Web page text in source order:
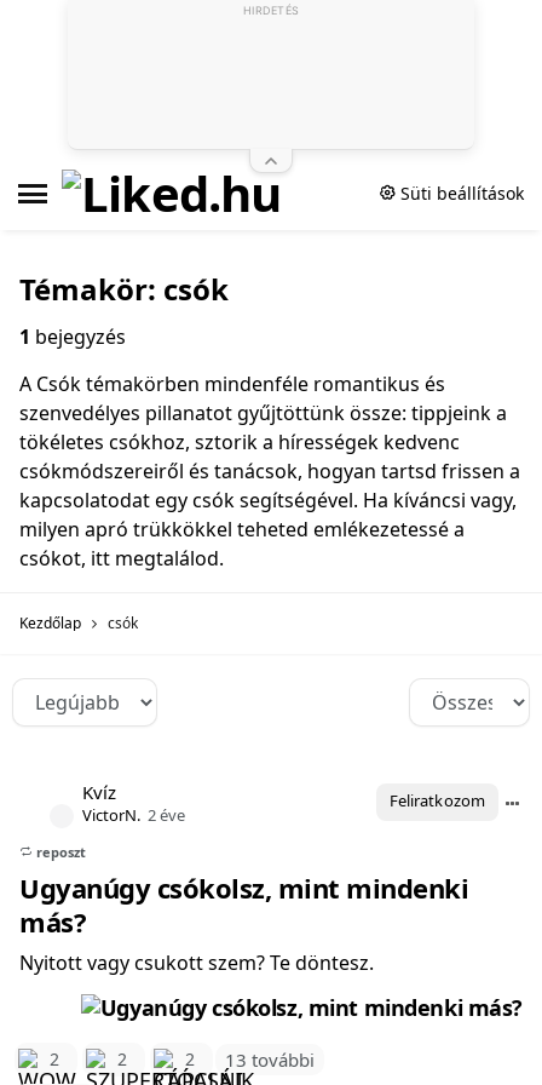
Süti beállítások
Témakör: csók
1 bejegyzés
A Csók témakörben mindenféle romantikus és
szenvedélyes pillanatot gyűjtöttünk össze: tippjeink a
tökéletes csókhoz, sztorik a hírességek kedvenc
csókmódszereiről és tanácsok, hogyan tartsd frissen a
kapcsolatodat egy csók segítségével. Ha kíváncsi vagy,
milyen apró trükkökkel teheted emlékezetessé a
csókot, itt megtalálod.
Kezdőlap csók
Kvíz
VictorN. 2 éve
Feliratkozom
Ugyanúgy csókolsz, mint mindenki
más?
reposzt
Nyitott vagy csukott szem? Te döntesz.
2 2 2 13 további
HIRDETÉS